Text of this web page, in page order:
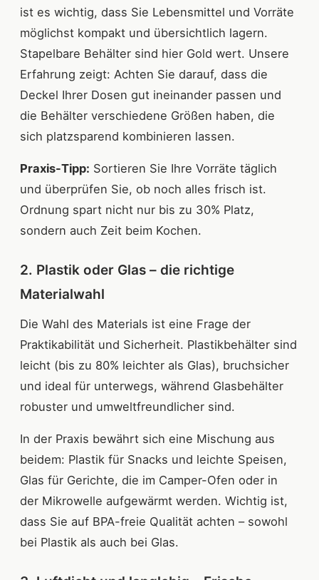
ist es wichtig, dass Sie Lebensmittel und Vorräte
möglichst kompakt und übersichtlich lagern.
Stapelbare Behälter sind hier Gold wert. Unsere
Erfahrung zeigt: Achten Sie darauf, dass die
Deckel Ihrer Dosen gut ineinander passen und
die Behälter verschiedene Größen haben, die
sich platzsparend kombinieren lassen.
Praxis-Tipp: Sortieren Sie Ihre Vorräte täglich
und überprüfen Sie, ob noch alles frisch ist.
Ordnung spart nicht nur bis zu 30% Platz,
sondern auch Zeit beim Kochen.
2. Plastik oder Glas – die richtige
Materialwahl
Die Wahl des Materials ist eine Frage der
Praktikabilität und Sicherheit. Plastikbehälter sind
leicht (bis zu 80% leichter als Glas), bruchsicher
und ideal für unterwegs, während Glasbehälter
robuster und umweltfreundlicher sind.
In der Praxis bewährt sich eine Mischung aus
beidem: Plastik für Snacks und leichte Speisen,
Glas für Gerichte, die im Camper-Ofen oder in
der Mikrowelle aufgewärmt werden. Wichtig ist,
dass Sie auf BPA-freie Qualität achten – sowohl
bei Plastik als auch bei Glas.